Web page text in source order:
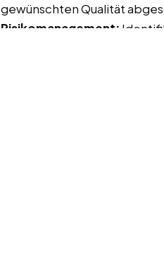
gewünschten Qualität
Risikomanagement: